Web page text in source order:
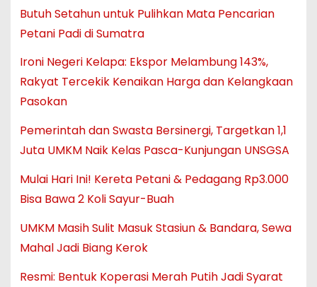
Butuh Setahun untuk Pulihkan Mata Pencarian
Petani Padi di Sumatra
Ironi Negeri Kelapa: Ekspor Melambung 143%,
Rakyat Tercekik Kenaikan Harga dan Kelangkaan
Pasokan
Pemerintah dan Swasta Bersinergi, Targetkan 1,1
Juta UMKM Naik Kelas Pasca-Kunjungan UNSGSA
Mulai Hari Ini! Kereta Petani & Pedagang Rp3.000
Bisa Bawa 2 Koli Sayur-Buah
UMKM Masih Sulit Masuk Stasiun & Bandara, Sewa
Mahal Jadi Biang Kerok
Resmi: Bentuk Koperasi Merah Putih Jadi Syarat